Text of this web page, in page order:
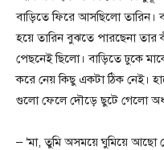
বাড়িতে ফিরে আসছিলো তারিন।
হয়ে তারিন বুঝতে পারছেনা তার
পেছনেই ছিলো। বাড়িতে ঢুকে
করে নেয় কিছু একটা ঠিক নেই।
গুলো ফেলে দৌড়ে ছুটে গেলো
– ‘মা, তুমি অসময়ে ঘুমিয়ে আছো